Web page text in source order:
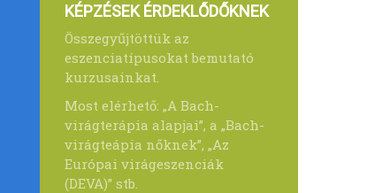
KÉPZÉSEK ÉRDEKLŐDŐKNEK
Összegyűjtöttük az
eszenciatípusokat bemutató
kurzusainkat.
Most elérhető: „A Bach-
virágterápia alapjai”, a „Bach-
virágteápia nőknek”, „Az
Európai virágeszenciák
(DEVA)” stb.